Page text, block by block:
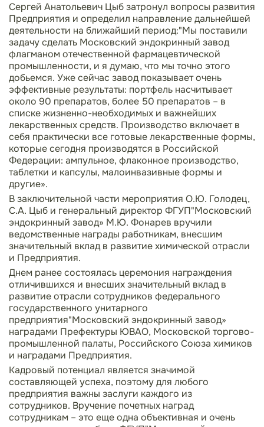
Сергей Анатольевич Цыб затронул вопросы развития
Предприятия и определил направление дальнейшей
деятельности на ближайший период:"Мы поставили
задачу сделать Московский эндокринный завод
флагманом отечественной фармацевтической
промышленности, и я думаю, что мы точно этого
добьемся. Уже сейчас завод показывает очень
эффективные результаты: портфель насчитывает
около 90 препаратов, более 50 препаратов – в
списке жизненно-необходимых и важнейших
лекарственных средств. Производство включает в
себя практически все готовые лекарственные формы,
которые сегодня производятся в Российской
Федерации: ампульное, флаконное производство,
таблетки и капсулы, малоинвазивные формы и
другие».
В заключительной части мероприятия О.Ю. Голодец,
С.А. Цыб и генеральный директор ФГУП"Московский
эндокринный завод» М.Ю. Фонарев вручили
ведомственные награды работникам, внесшим
значительный вклад в развитие химической отрасли
и Предприятия.
Днем ранее состоялась церемония награждения
отличившихся и внесших значительный вклад в
развитие отрасли сотрудников федерального
государственного унитарного
предприятия"Московский эндокринный завод»
наградами Префектуры ЮВАО, Московской торгово-
промышленной палаты, Российского Союза химиков
и наградами Предприятия.
Кадровый потенциал является значимой
составляющей успеха, поэтому для любого
предприятия важны заслуги каждого из
сотрудников. Вручение почетных наград
сотрудникам – это еще одна объективная и очень